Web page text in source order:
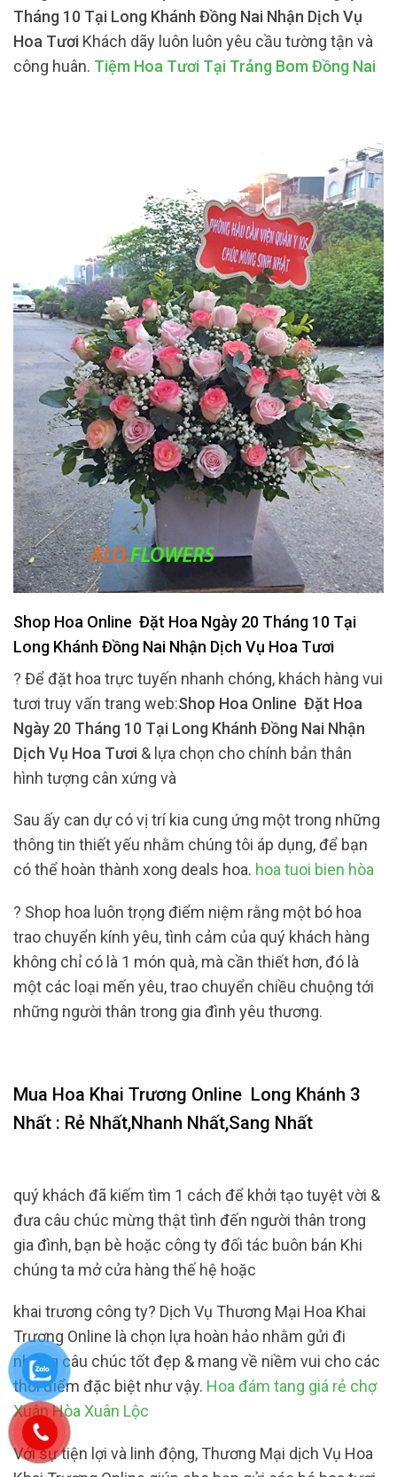
Tháng 10 Tại Long Khánh Đồng Nai Nhận Dịch Vụ
Hoa Tươi Khách dãy luôn luôn yêu cầu tường tận và
công huân. Tiệm Hoa Tươi Tại Trảng Bom Đồng Nai
Shop Hoa Online Đặt Hoa Ngày 20 Tháng 10 Tại
Long Khánh Đồng Nai Nhận Dịch Vụ Hoa Tươi
? Để đặt hoa trực tuyến nhanh chóng, khách hàng vui
tươi truy vấn trang web:Shop Hoa Online Đặt Hoa
Ngày 20 Tháng 10 Tại Long Khánh Đồng Nai Nhận
Dịch Vụ Hoa Tươi & lựa chọn cho chính bản thân
hình tượng cân xứng và
Sau ấy can dự có vị trí kia cung ứng một trong những
thông tin thiết yếu nhằm chúng tôi áp dụng, để bạn
có thể hoàn thành xong deals hoa. hoa tuoi bien hòa
? Shop hoa luôn trọng điểm niệm rằng một bó hoa
trao chuyển kính yêu, tình cảm của quý khách hàng
không chỉ có là 1 món quà, mà cần thiết hơn, đó là
một các loại mến yêu, trao chuyển chiều chuộng tới
những người thân trong gia đình yêu thương.
Mua Hoa Khai Trương Online Long Khánh 3
Nhất : Rẻ Nhất,Nhanh Nhất,Sang Nhất
quý khách đã kiếm tìm 1 cách để khởi tạo tuyệt vời &
đưa câu chúc mừng thật tình đến người thân trong
gia đình, bạn bè hoặc công ty đối tác buôn bán Khi
chúng ta mở cửa hàng thế hệ hoặc
khai trương công ty? Dịch Vụ Thương Mại Hoa Khai
Trương Online là chọn lựa hoàn hảo nhằm gửi đi
những câu chúc tốt đẹp & mang về niềm vui cho các
thời điểm đặc biệt như vậy. Hoa đám tang giá rẻ chợ
Xuân Hòa Xuân Lộc
Với sự tiện lợi và linh động, Thương Mại dịch Vụ Hoa